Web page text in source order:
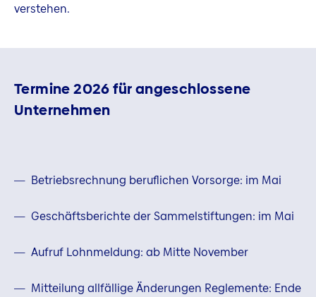
verstehen.
Termine 2026 für angeschlossene
Unternehmen
Betriebsrechnung beruflichen Vorsorge: im Mai
Geschäftsberichte der Sammelstiftungen: im Mai
Aufruf Lohnmeldung: ab Mitte November
Mitteilung allfällige Änderungen Reglemente: Ende